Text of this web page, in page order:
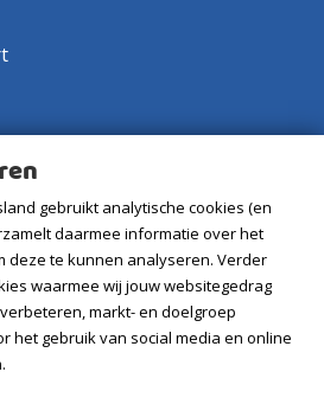
gebruikt analytische cookies (en
daarmee informatie over het
deze te kunnen analyseren. Verder
waarmee wij jouw websitegedrag
markt- en doelgroep
het gebruik van social media en online